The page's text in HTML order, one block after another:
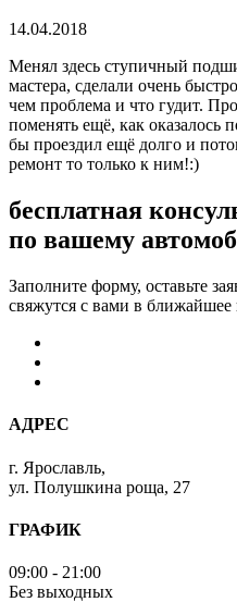
14.04.2018
Менял здесь ступичный
мастера, сделали очень
чем проблема и что гудит.
поменять ещё, как оказалось
бы проездил ещё долго и
ремонт то только к ним!:)
бесплатная
по вашему
Заполните форму, оставьте
свяжутся с вами в ближайшее
АДРЕС
г. Ярославль,
ул. Полушкина роща, 27
ГРАФИК
09:00 - 21:00
Без выходных